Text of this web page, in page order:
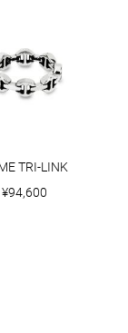
TRI-LINK
¥94,600